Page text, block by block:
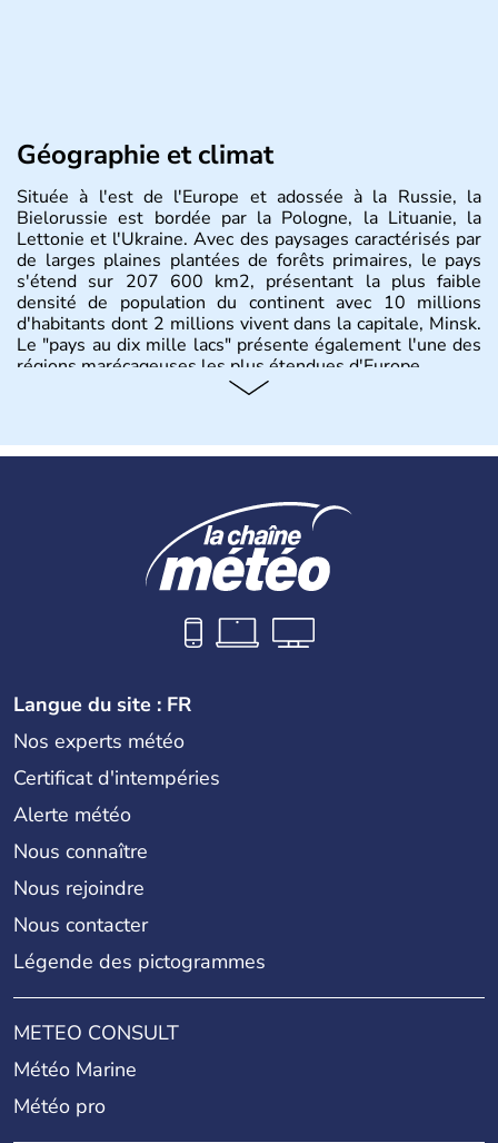
Géographie et climat
Située à l'est de l'Europe et adossée à la Russie, la
Bielorussie est bordée par la Pologne, la Lituanie, la
Lettonie et l'Ukraine. Avec des paysages caractérisés par
de larges plaines plantées de forêts primaires, le pays
s'étend sur 207 600 km2, présentant la plus faible
densité de population du continent avec 10 millions
d'habitants dont 2 millions vivent dans la capitale, Minsk.
Le "pays au dix mille lacs" présente également l'une des
régions marécageuses les plus étendues d'Europe.
L'histoire de la Biélorussie correspond à la naissance des
développement de principautés locales comme Pinsk ou
Slutsk qui concurrençaient Kiev en Ukraine. Ancienne
province de l'Union Soviétique, la Bielorussie est
indépendante depuis 1990.
Langue du site : FR
Nos experts météo
Certificat d'intempéries
Alerte météo
Nous connaître
Nous rejoindre
Nous contacter
Légende des pictogrammes
METEO CONSULT
Météo Marine
Météo pro